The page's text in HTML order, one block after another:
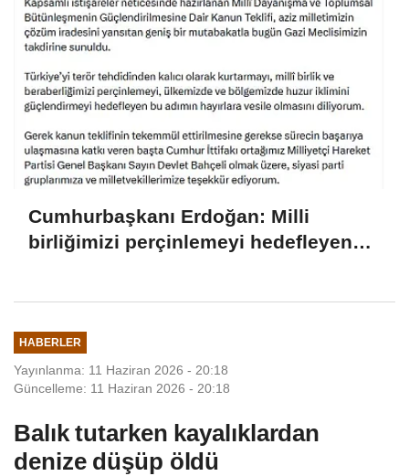
Cumhurbaşkanı Erdoğan: Milli
birliğimizi perçinlemeyi hedefleyen
HABERLER
Yayınlanma: 11 Haziran 2026 - 20:18
Güncelleme: 11 Haziran 2026 - 20:18
Balık tutarken kayalıklardan
denize düşüp öldü